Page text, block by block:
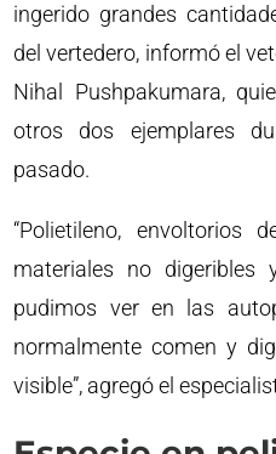
ingerido grandes
del vertedero, informó el
Nihal Pushpakumara,
otros dos ejemplares
pasado.
“Polietileno, envoltorios
materiales no
pudimos ver en las
normalmente comen y
visible”, agregó el